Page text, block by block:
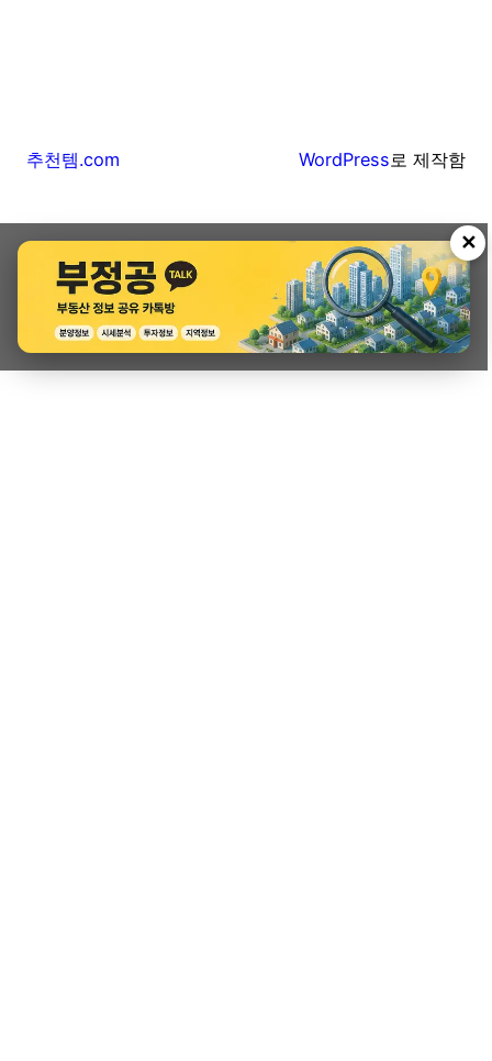
추천템.com WordPress로 제작함
✕